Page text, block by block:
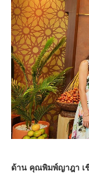
ด้าน คุณพิมพ์ญาฎา เ